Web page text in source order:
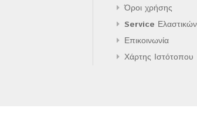
Όροι χρήσης
Service Ελαστικών
Επικοινωνία
Χάρτης Ιστότοπου